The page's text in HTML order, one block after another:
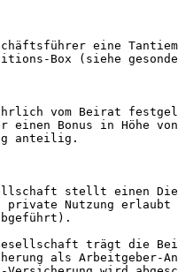
eine
Box (siehe
vom Beirat
einen Bonus in Höhe
anteilig.
stellt einen
private Nutzung erlaubt
trägt die
als Arbeitgeber-